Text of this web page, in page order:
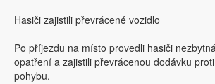
Hasiči zajistili převrácené vozidlo
Po příjezdu na místo provedli hasiči
opatření a zajistili převrácenou dodávku
pohybu.